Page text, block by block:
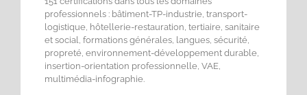
professionnels : bâtiment-TP-industrie, transport-
logistique, hôtellerie-restauration, tertiaire, sanitaire
et social, formations générales, langues, sécurité,
propreté, environnement-développement durable,
insertion-orientation professionnelle, VAE,
multimédia-infographie.